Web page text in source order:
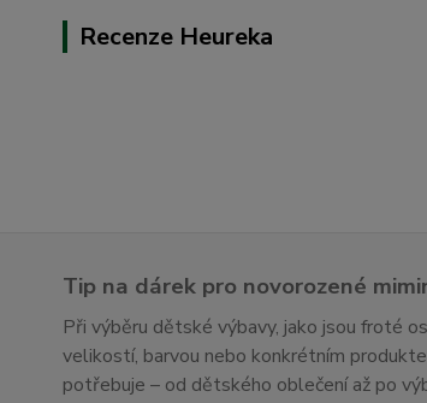
Recenze Heureka
Tip na dárek pro novorozené
Při výběru dětské výbavy, jako jsou froté
velikostí, barvou nebo konkrétním
potřebuje – od dětského oblečení až po